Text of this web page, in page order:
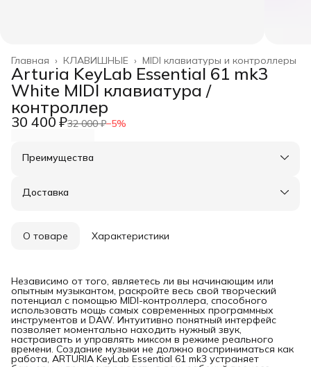
MIDI клавиатуры и контроллеры
КЛАВИШНЫЕ ›
Главная ›
Arturia KeyLab Essential 61 mk3
White MIDI клавиатура /
контроллер
30 400 ₽32 000 ₽−5%
Преимущества
Оплата частями в Сплит
Удобный возврат
Доставка
О товаре Характеристики
Независимо от того, являетесь ли вы начинающим или
опытным музыкантом, раскройте весь свой творческий
потенциал с помощью MIDI-контроллера, способного
использовать мощь самых современных программных
инструментов и DAW. Интуитивно понятный интерфейс
позволяет моментально находить нужный звук,
настраивать и управлять миксом в режиме реального
времени. Создание музыки не должно восприниматься как
работа, ARTURIA KeyLab Essential 61 mk3 устраняет